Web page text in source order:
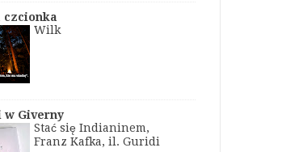
czcionka
Wilk
w Giverny
Stać się Indianinem,
Franz Kafka, il. Guridi